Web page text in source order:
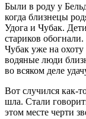
Были в роду у
когда близнецы
Удога и Чубак.
стариков
Чубак уже на
водяные люди
во всяком деле
Вот случился как-
шла. Стали
этом месте черти